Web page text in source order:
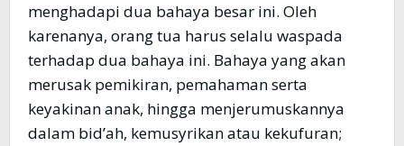
menghadapi dua bahaya besar ini. Oleh
karenanya, orang tua harus selalu waspada
terhadap dua bahaya ini. Bahaya yang akan
merusak pemikiran, pemahaman serta
keyakinan anak, hingga menjerumuskannya
dalam bid’ah, kemusyrikan atau kekufuran;